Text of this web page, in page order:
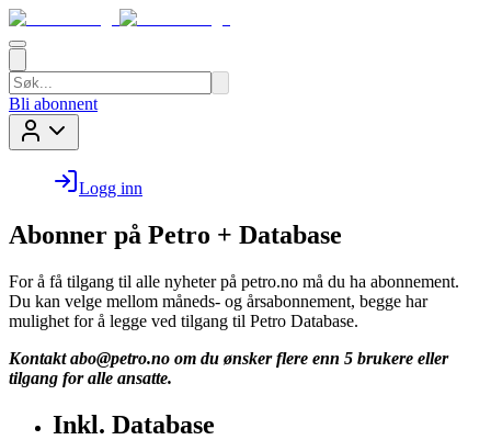
Bli abonnent
Logg inn
Abonner på Petro + Database
For å få tilgang til alle nyheter på petro.no må du ha abonnement.
Du kan velge mellom måneds- og årsabonnement, begge har
mulighet for å legge ved tilgang til Petro Database.
Kontakt abo@petro.no om du ønsker flere enn 5 brukere eller
tilgang for alle ansatte.
Inkl. Database